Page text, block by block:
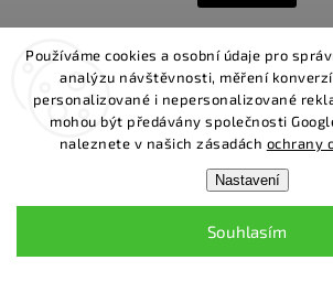
Používáme cookies a osobní údaje pro
analýzu návštěvnosti, měření
personalizované i nepersonalizované
mohou být předávány společnosti
naleznete v našich zásadách ochrany
Nastavení
Souhlasím
Facebook
info@divio.cz
+420 605 777 840